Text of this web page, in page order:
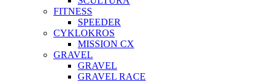
FITNESS
SPEEDER
CYKLOKROS
MISSION CX
GRAVEL
GRAVEL
GRAVEL RACE